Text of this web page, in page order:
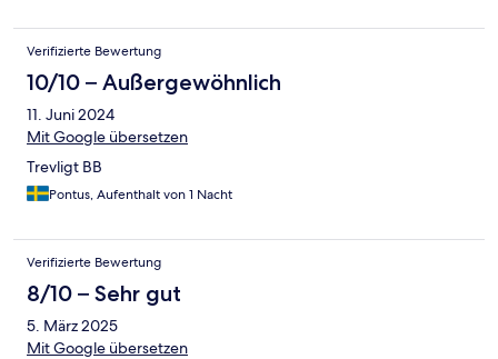
Verifizierte Bewertung
10/10 – Außergewöhnlich
11. Juni 2024
Mit Google übersetzen
Trevligt BB
Pontus, Aufenthalt von 1 Nacht
Verifizierte Bewertung
8/10 – Sehr gut
5. März 2025
Mit Google übersetzen